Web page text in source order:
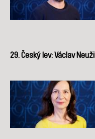
29. Český lev: Václav Neužil